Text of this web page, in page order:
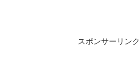
スポンサーリンク